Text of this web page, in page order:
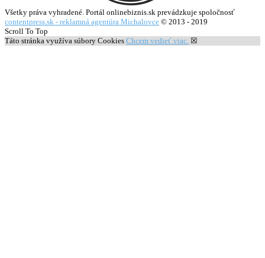
Všetky práva vyhradené. Portál onlinebiznis.sk prevádzkuje spoločnosť
contentpress.sk - reklamná agentúra Michalovce © 2013 - 2019
Scroll To Top
Táto stránka využíva súbory Cookies Chcem vedieť viac. ☒